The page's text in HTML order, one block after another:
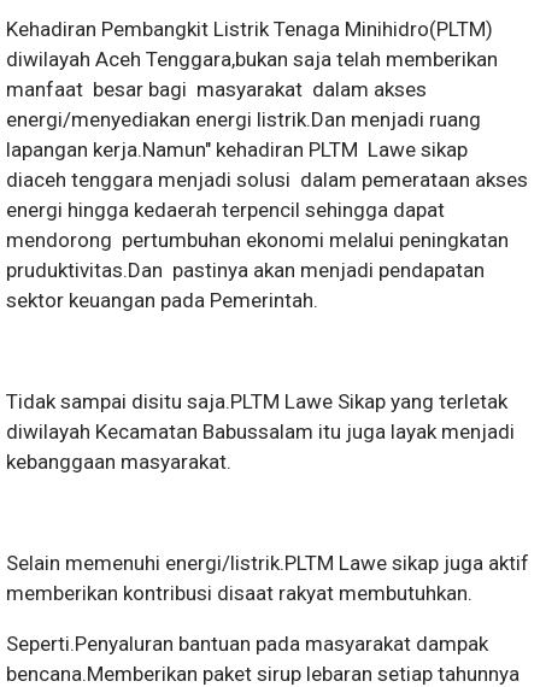
Kehadiran Pembangkit Listrik Tenaga Minihidro(PLTM)
diwilayah Aceh Tenggara,bukan saja telah memberikan
manfaat besar bagi masyarakat dalam akses
energi/menyediakan energi listrik.Dan menjadi ruang
lapangan kerja.Namun" kehadiran PLTM Lawe sikap
diaceh tenggara menjadi solusi dalam pemerataan akses
energi hingga kedaerah terpencil sehingga dapat
mendorong pertumbuhan ekonomi melalui peningkatan
pruduktivitas.Dan pastinya akan menjadi pendapatan
sektor keuangan pada Pemerintah.
Tidak sampai disitu saja.PLTM Lawe Sikap yang terletak
diwilayah Kecamatan Babussalam itu juga layak menjadi
kebanggaan masyarakat.
Selain memenuhi energi/listrik.PLTM Lawe sikap juga aktif
memberikan kontribusi disaat rakyat membutuhkan.
Seperti.Penyaluran bantuan pada masyarakat dampak
bencana.Memberikan paket sirup lebaran setiap tahunnya